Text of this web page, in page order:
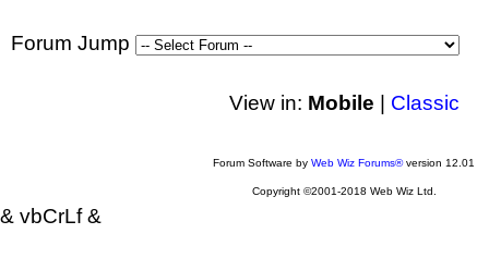
Forum Jump
View in: Mobile Classic
Forum Software by Web Wiz Forums®version 12.01
Copyright ©2001-2018 Web Wiz Ltd.
& vbCrLf &